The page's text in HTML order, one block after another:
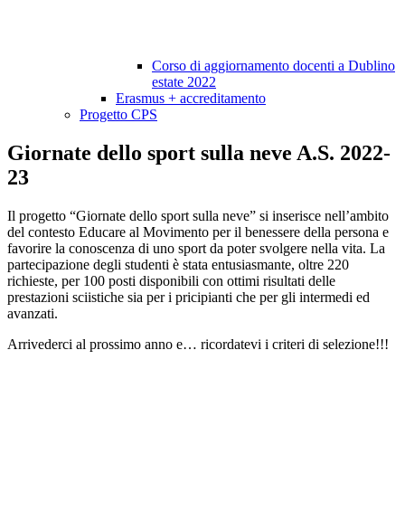
Corso di aggiornamento docenti a Dublino
estate 2022
Erasmus + accreditamento
Progetto CPS
Giornate dello sport sulla neve A.S. 2022-
23
Il progetto “Giornate dello sport sulla neve” si inserisce nell’ambito
del contesto Educare al Movimento per il benessere della persona e
favorire la conoscenza di uno sport da poter svolgere nella vita. La
partecipazione degli studenti è stata entusiasmante, oltre 220
richieste, per 100 posti disponibili con ottimi risultati delle
prestazioni sciistiche sia per i pricipianti che per gli intermedi ed
avanzati.
Arrivederci al prossimo anno e… ricordatevi i criteri di selezione!!!